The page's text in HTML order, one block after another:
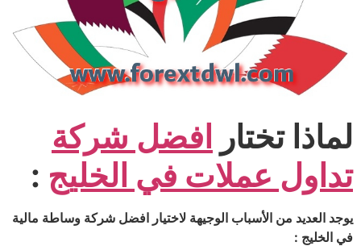
لماذا تختار
افضل شركة
تداول عملات في الخليج :
يوجد العديد من الأسباب الوجيهة لاختيار افضل شركة وساطة مالية
في الخليج :